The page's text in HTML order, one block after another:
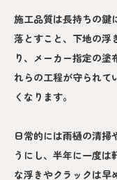
施工品質は長持ちの鍵
落とすこと、下地の浮
り、メーカー指定の
れらの工程が守られて
くなります。
日常的には雨樋の清掃
うにし、半年に一度は
な浮きやクラックは早